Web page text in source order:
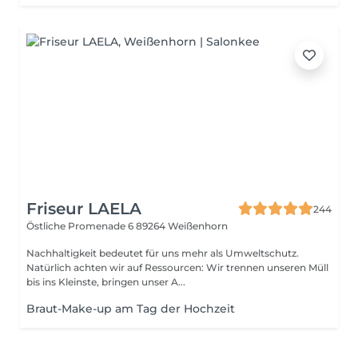
Friseur LAELA
244
Östliche Promenade 6 89264 Weißenhorn
Nachhaltigkeit bedeutet für uns mehr als Umweltschutz.
Natürlich achten wir auf Ressourcen: Wir trennen unseren Müll
bis ins Kleinste, bringen unser A...
Braut-Make-up am Tag der Hochzeit